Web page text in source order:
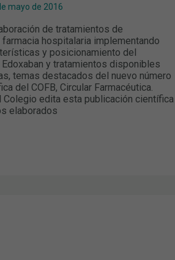
mayo de 2016
de tratamientos de
hospitalaria implementando
y posicionamiento del
y tratamientos disponibles
temas destacados del nuevo número
del COFB, Circular Farmacéutica.
Colegio edita esta publicación científica
elaborados